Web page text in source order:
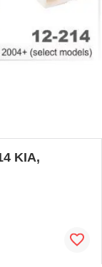
KIA,